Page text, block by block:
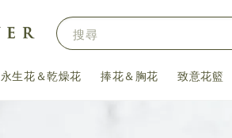
搜尋
永生花＆乾燥花 捧花＆胸花 致意花籃